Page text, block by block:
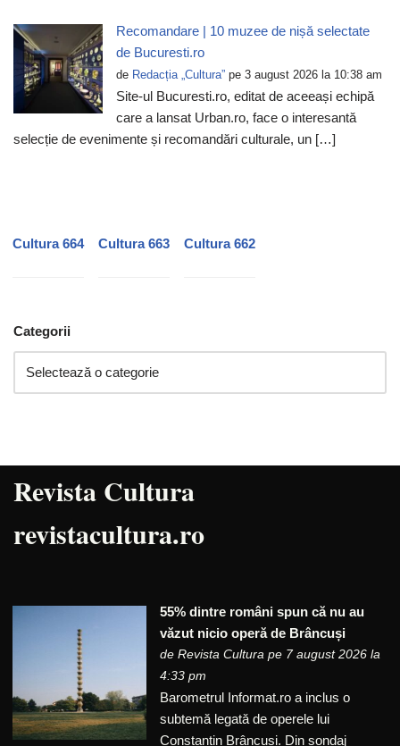
Recomandare | 10 muzee de nișă selectate
de Bucuresti.ro
de Redacția „Cultura” pe 3 august 2026 la 10:38 am
Site-ul Bucuresti.ro, editat de aceeași echipă
care a lansat Urban.ro, face o interesantă
selecție de evenimente și recomandări culturale, un […]
Cultura 664 Cultura 663 Cultura 662
Categorii
Revista Cultura
revistacultura.ro
55% dintre români spun că nu au
văzut nicio operă de Brâncuși
deRevista Cultura pe 7 august 2026 la
4:33 pm
Barometrul Informat.ro a inclus o
subtemă legată de operele lui
Constantin Brâncuși. Din sondaj